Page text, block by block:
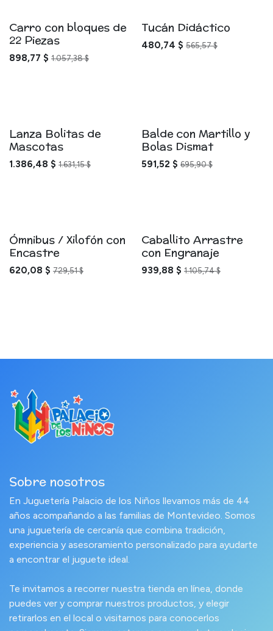
Carro con bloques de
22 Piezas
898,77 $ 1.057,38$
Tucán Didáctico
480,74 $ 565,57$
Lanza Bolitas de
Mascotas
1.386,48 $ 1.631,15$
Balde con Martillo y
Bolas Dismat
591,52 $ 695,90$
Ómnibus / Xilofón con
Encastre
620,08 $ 729,51$
Caballito Arrastre
con Engranaje
939,88 $ 1.105,74$
Sobre nosotros
En Juguetería Palacio de los Niños llevamos más de 44
años acompañando a las familias de Montevideo. Somos
una juguetería de cercanía que combina tradición,
experiencia y asesoramiento personalizado para ayudarte
a encontrar el juguete ideal.
Te invitamos a recorrer nuestra tienda en línea, donde
puedes ver y comprar nuestros productos, y elegir
retirarlos en el local o visitarnos para conocerlos